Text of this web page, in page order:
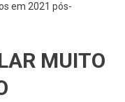
em 2021 pós-
MUITO